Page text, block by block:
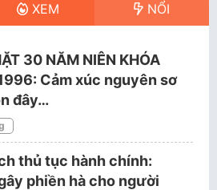
XEM NỔI
30 NĂM NIÊN KHÓA
Cảm xúc nguyên sơ
đây…
thủ tục hành chính:
phiền hà cho người